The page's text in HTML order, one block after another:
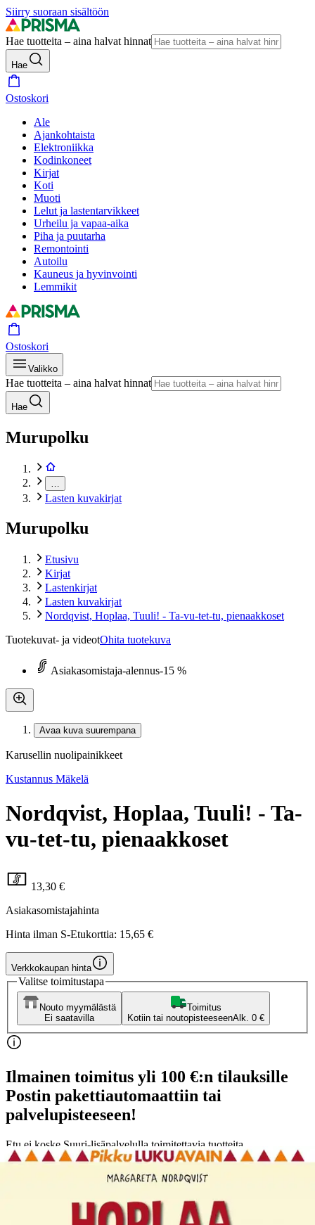
Siirry suoraan sisältöön
Hae tuotteita – aina halvat hinnat
Hae
Ostoskori
Ale
Ajankohtaista
Elektroniikka
Kodinkoneet
Kirjat
Koti
Muoti
Lelut ja lastentarvikkeet
Urheilu ja vapaa-aika
Piha ja puutarha
Remontointi
Autoilu
Kauneus ja hyvinvointi
Lemmikit
Ostoskori
Valikko
Hae tuotteita – aina halvat hinnat
Hae
Murupolku
Lasten kuvakirjat
Murupolku
Etusivu
Kirjat
Lastenkirjat
Lasten kuvakirjat
Nordqvist, Hoplaa, Tuuli! - Ta-vu-tet-tu, pienaakkoset
Tuotekuvat- ja videotOhita tuotekuva
Asiakasomistaja-alennus-15 %
Avaa kuva suurempana
Karusellin nuolipainikkeet
Kustannus Mäkelä
Nordqvist, Hoplaa, Tuuli! - Ta-
vu-tet-tu, pienaakkoset
13,30 €
Asiakasomistajahinta
Hinta ilman S-Etukorttia: 15,65 €
Verkkokaupan hinta
Valitse toimitustapa
Nouto myymälästä
Ei saatavilla
Toimitus
Kotiin tai noutopisteeseenAlk. 0 €
Ilmainen toimitus yli 100 €:n tilauksille
Postin pakettiautomaattiin tai
palvelupisteeseen!
Etu ei koske Suuri‑lisäpalvelulla toimitettavia tuotteita.
Tarkista myymäläsaatavuus